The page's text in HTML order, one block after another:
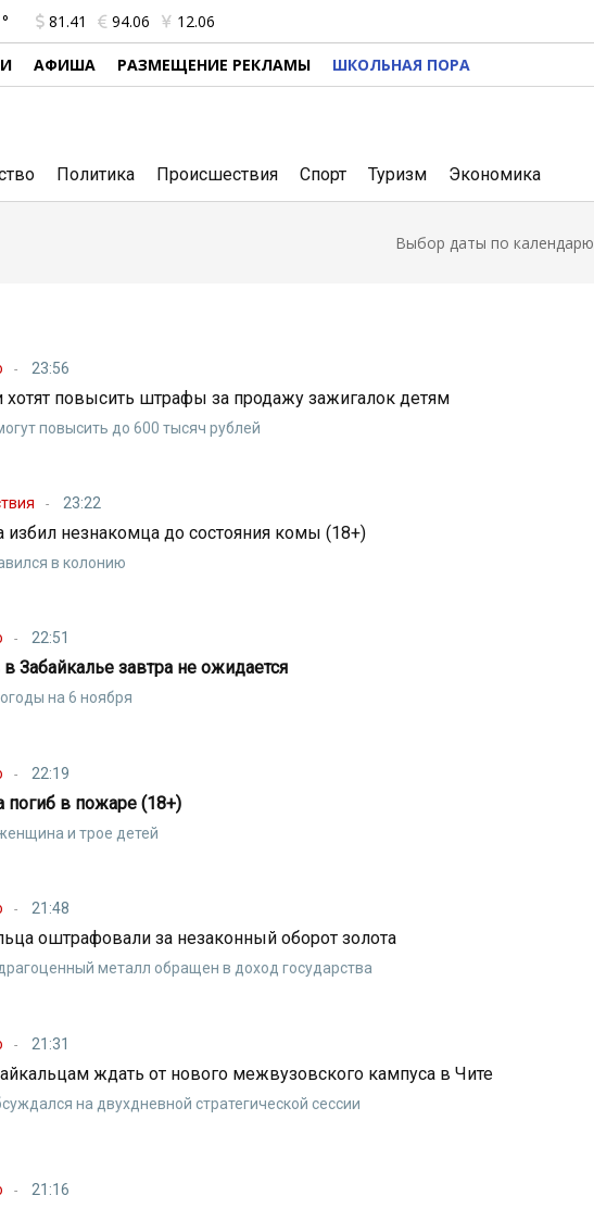
81.41 94.06 12.06
АФИША РАЗМЕЩЕНИЕ РЕКЛАМЫ ШКОЛЬНАЯ ПОРА
Политика Происшествия Спорт Туризм Экономика
Выбор даты по календарю
23:56
хотят повысить штрафы за продажу зажигалок детям
повысить до 600 тысяч рублей
23:22
незнакомца до состояния комы (18+)
в колонию
22:51
Забайкалье завтра не ожидается
на 6 ноября
22:19
погиб в пожаре (18+)
и трое детей
21:48
оштрафовали за незаконный оборот золота
металл обращен в доход государства
21:31
ждать от нового межвузовского кампуса в Чите
на двухдневной стратегической сессии
21:16